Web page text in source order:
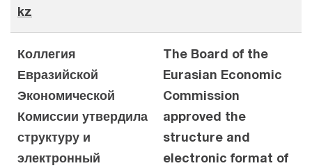
kz
Коллегия
Евразийской
Экономической
Комиссии утвердила
структуру и
электронный
The Board of the
Eurasian Economic
Commission
approved the
structure and
electronic format of